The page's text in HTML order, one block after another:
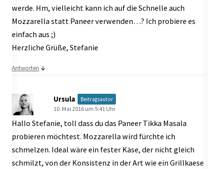
werde. Hm, vielleicht kann ich auf die Schnelle auch
Mozzarella statt Paneer verwenden…? Ich probiere es
einfach aus ;)
Herzliche Grüße, Stefanie
Antworten ↓
Ursula Beitragsautor
10. Mai 2016 um 5:41 Uhr
Hallo Stefanie, toll dass du das Paneer Tikka Masala
probieren möchtest. Mozzarella wird fürchte ich
schmelzen. Ideal wäre ein fester Käse, der nicht gleich
schmilzt, von der Konsistenz in der Art wie ein Grillkaese